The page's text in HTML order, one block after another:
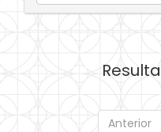
Anterior